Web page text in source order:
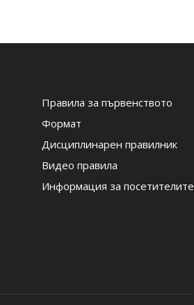
Правила за първенството
Формат
Дисциплинарен правилник
Видео правила
Информация за посетителите